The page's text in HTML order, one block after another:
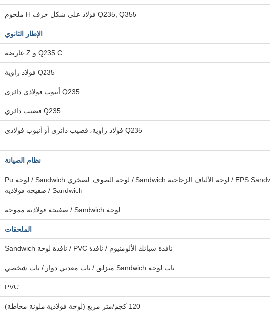
Q235, Q355 فولاذ على شكل حرف H ملحوم
الإطار الثانوي
Q235 C و Z عارضة
Q235 فولاذ زاوية
Q235 أنبوب فولاذي دائري
Q235 قضيب دائري
Q235 فولاذ زاوية، قضيب دائري أو أنبوب فولاذي
نظام الصيانة
لوحة EPS Sandwich / لوحة الألياف الزجاجية Sandwich / لوحة الصوف الصخري Sandwich / لوحة Pu
Sandwich / صفيحة فولاذية
لوحة Sandwich / صفيحة فولاذية مموجة
الملحقات
نافذة سبائك الألومنيوم / نافذة PVC / نافذة لوحة Sandwich
باب لوحة Sandwich منزلق / باب معدني دوار / باب شخصي
PVC
120 كجم/متر مربع (لوحة فولاذية ملونة محاطة)